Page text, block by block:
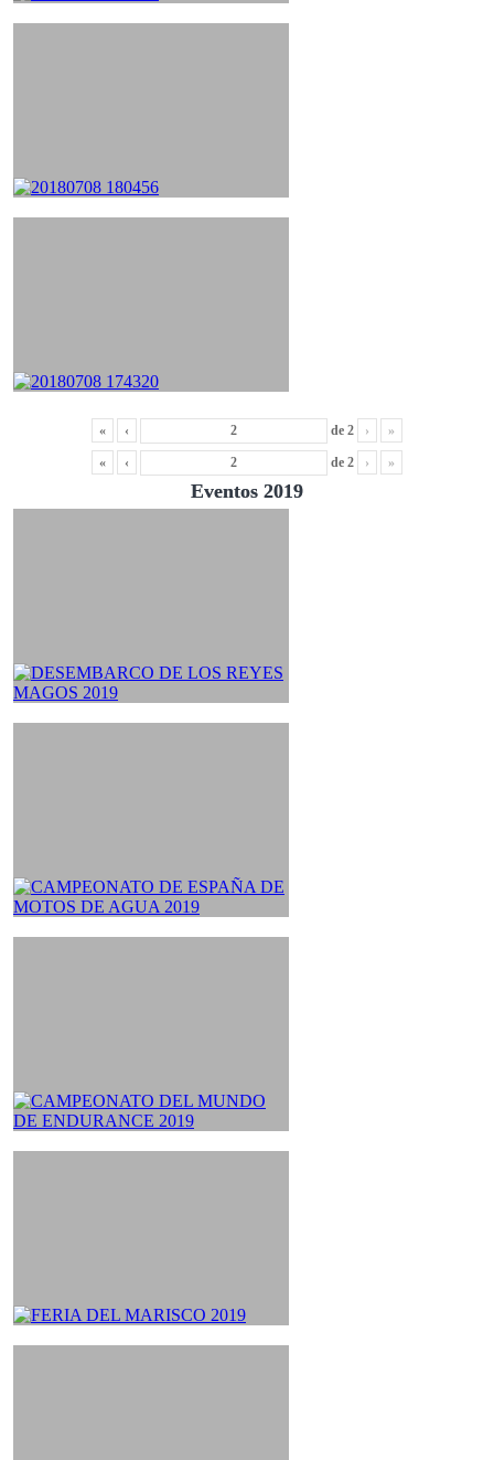
« ‹ de 2 › »
« ‹ de 2 › »
Eventos 2019